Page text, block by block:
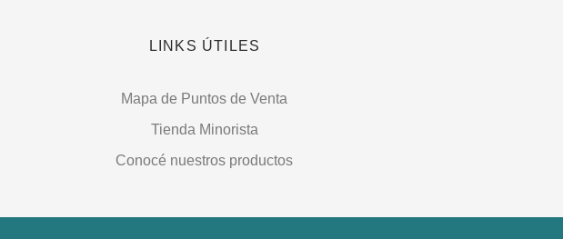
LINKS ÚTILES
Mapa de Puntos de Venta
Tienda Minorista
Conocé nuestros productos